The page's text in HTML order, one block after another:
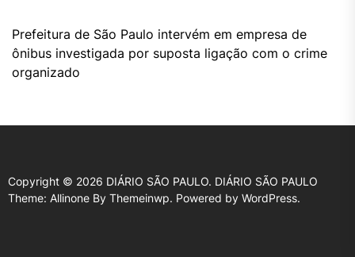
Prefeitura de São Paulo intervém em empresa de
ônibus investigada por suposta ligação com o crime
organizado
Copyright © 2026 DIÁRIO SÃO PAULO. DIÁRIO SÃO PAULO
Theme: Allinone By Themeinwp. Powered by WordPress.